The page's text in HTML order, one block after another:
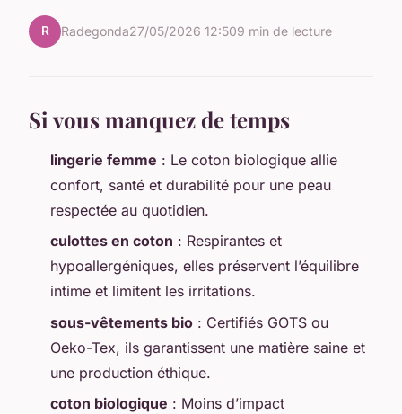
R Radegonda27/05/2026 12:509 min de lecture
Si vous manquez de temps
lingerie femme : Le coton biologique allie
confort, santé et durabilité pour une peau
respectée au quotidien.
culottes en coton : Respirantes et
hypoallergéniques, elles préservent l’équilibre
intime et limitent les irritations.
sous-vêtements bio : Certifiés GOTS ou
Oeko-Tex, ils garantissent une matière saine et
une production éthique.
coton biologique : Moins d’impact